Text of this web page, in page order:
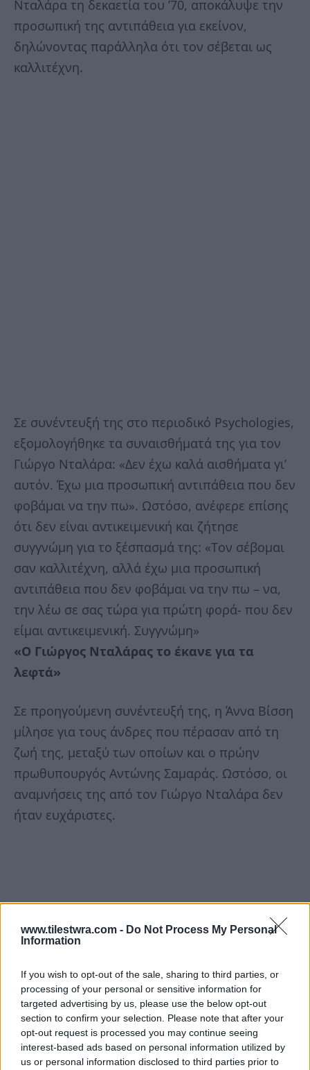
www.tilestwra.com - Do Not Process My Personal
Information
If you wish to opt-out of the sale, sharing to third parties, or
processing of your personal or sensitive information for
targeted advertising by us, please use the below opt-out
section to confirm your selection. Please note that after your
opt-out request is processed you may continue seeing
interest-based ads based on personal information utilized by
us or personal information disclosed to third parties prior to
Νταλάρα τη δεκαετία του ’70, αποκάλυψε την
προσωπική της αντιπάθεια για εκείνον,
δηλώνοντας παράλληλα ότι τον σέβεται ως
καλλιτέχνη.
Σε συνέντευξή της στο περιοδικό Psychologies,
εξομολογήθηκε τα συναισθήματά της για τον
Γιώργο Νταλάρα: «Δεν έχω καλά αισθήματα γι’
αυτόν. Έχω μια προσωπική αντιπάθεια που δεν
φοβάμαι να την πω». Ωστόσο, ανέφερε επίσης
ότι δεν είναι αντικειμενική και ζήτησε
συγγνώμη για το ξέσπασμά της: «Τον σέβομαι
σαν καλλιτέχνη, αλλά έχω μια προσωπική
αντιπάθεια που δεν φοβάμαι να την πω – να,
την λέω σε σας τώρα για πρώτη φορά- που δεν
είμαι αντικειμενική. Συγγνώμη»
«Ο Γιώργος Νταλάρας το έκανε για τα
λεφτά»
Σε προηγούμενη συνέντευξή της, η Άννα Βίσση
μίλησε για τους άνδρες που πέρασαν από τη
ζωή της, μεταξύ των οποίων και ο πρώην
πρωθυπουργός Αντώνης Σαμαράς. Ωστόσο, οι
αναμνήσεις της από τον Γιώργο Νταλάρα δεν
ήταν ευχάριστες.